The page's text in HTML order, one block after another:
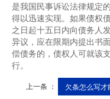
是我国民事诉讼法律规定
得以迅速实现。如果债权
之日起十五日内向债务人
异议，应在限期内提出书
偿债务的，债权人可就该
行。
上一条 ： 欠条怎么写才